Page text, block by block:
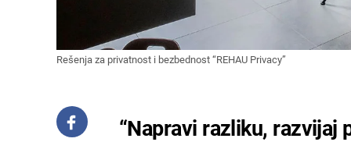
Rešenja za privatnost i bezbednost “REHAU Privacy”
“Napravi razliku, razvijaj